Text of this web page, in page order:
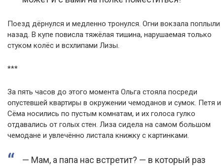
Поезд дёрнулся и медленно тронулся. Огни вокзала поплыли
назад. В купе повисла тяжёлая тишина, нарушаемая только
стуком колёс и всхлипами Лизы.
***
За пять часов до этого момента Ольга стояла посреди
опустевшей квартиры в окружении чемоданов и сумок. Петя и
Сёма носились по пустым комнатам, и их голоса гулко
отдавались от голых стен. Лиза сидела на самом большом
чемодане и увлечённо листала книжку с картинками.
— Мам, а папа нас встретит? — в который раз